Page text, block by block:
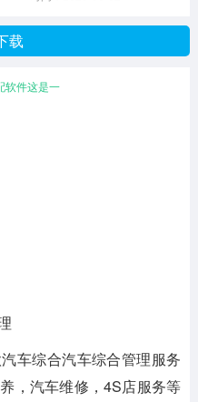
载
软件这是一
车综合汽车综合管理服务
，汽车维修，4S店服务等